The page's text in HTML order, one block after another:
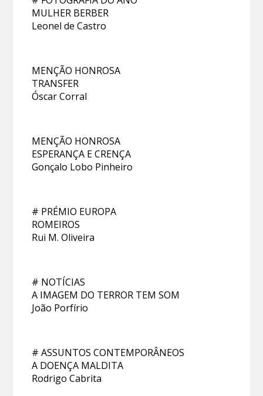
MULHER BERBER
Leonel de Castro
MENÇÃO HONROSA
TRANSFER
Óscar Corral
MENÇÃO HONROSA
ESPERANÇA E CRENÇA
Gonçalo Lobo Pinheiro
# PRÉMIO EUROPA
ROMEIROS
Rui M. Oliveira
# NOTÍCIAS
A IMAGEM DO TERROR TEM SOM
João Porfírio
# ASSUNTOS CONTEMPORÂNEOS
A DOENÇA MALDITA
Rodrigo Cabrita